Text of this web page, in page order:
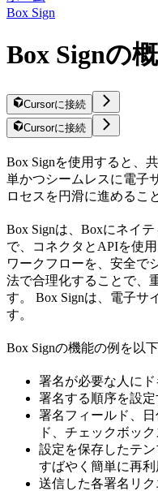
Box Sign
Box Signの
Cursorに接続
Cursorに接続
Box Signを使用すると、
単かつシームレスに電子
ロセスを円滑に進めるこ
Box Signは、Boxにネイ
で、コネクタとAPIを使
ワークフローを、安全で
法で合理化することで、
す。 Box Signは、電子サ
す。
Box Signの機能の例を以
署名が必要な人に
署名する順序を設定
署名フィールド、
ド、チェックボッ
設定を保存したテン
すばやく簡単に再
送信した各署名リ